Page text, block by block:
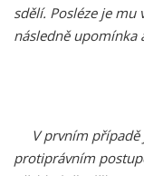
sdělí. Posléze je mu
následně upomínka
V prvním případě
protiprávním